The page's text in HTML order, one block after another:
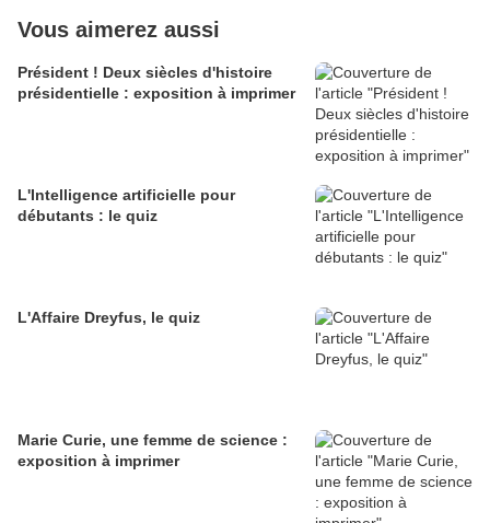
Vous aimerez aussi
Président ! Deux siècles d'histoire
présidentielle : exposition à imprimer
L'Intelligence artificielle pour
débutants : le quiz
L'Affaire Dreyfus, le quiz
Marie Curie, une femme de science :
exposition à imprimer